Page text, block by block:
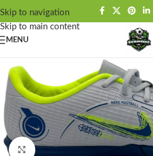
Skip to navigation
Skip to main content
MENU
Click to enlarge